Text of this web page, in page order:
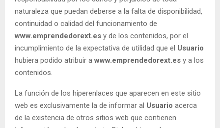
naturaleza que puedan deberse a la falta de disponibilidad,
continuidad o calidad del funcionamiento de
www.emprendedorext.es y de los contenidos, por el
incumplimiento de la expectativa de utilidad que el Usuario
hubiera podido atribuir a www.emprendedorext.es y a los
contenidos.
La función de los hiperenlaces que aparecen en este sitio
web es exclusivamente la de informar al Usuario acerca
de la existencia de otros sitios web que contienen